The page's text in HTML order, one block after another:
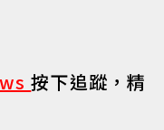
按下追蹤，精